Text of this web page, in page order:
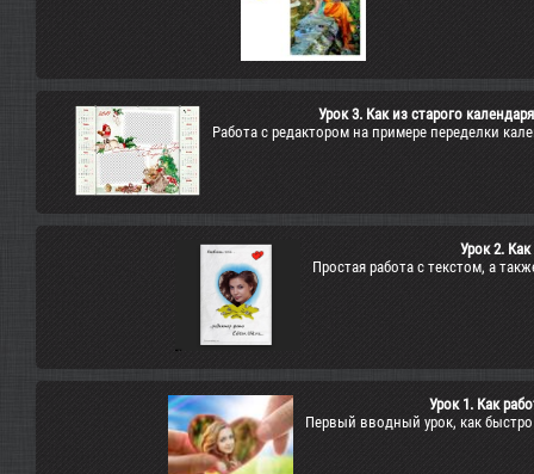
Урок 3. Как из старого
Работа с редактором на примере переделки
Урок 2.
Простая работа с текстом, а
Урок 1. Как
Первый вводный урок, как